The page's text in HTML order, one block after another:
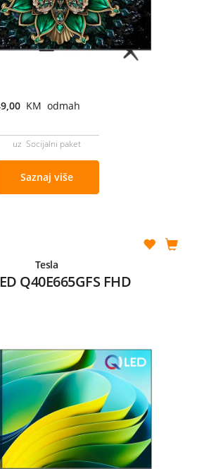
KM odmah
uz Socijalni paket
Saznaj više
Tesla
Q40E665GFS FHD